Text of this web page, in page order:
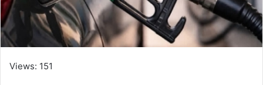
Views: 151